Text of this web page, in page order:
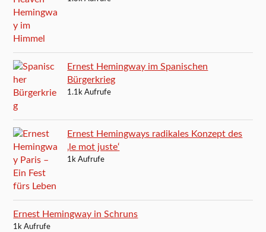
Ernest Hemingway im Spanischen
Bürgerkrieg
1.1k Aufrufe
Ernest Hemingways radikales Konzept des
‚le mot juste‘
1k Aufrufe
Ernest Hemingway in Schruns
1k Aufrufe